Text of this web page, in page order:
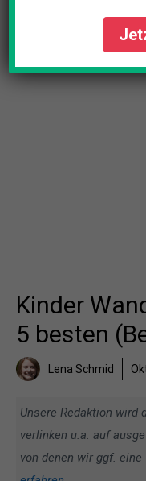
Kinder
5 besten
Lena Schmid
Unsere Redaktion wird
verlinken u.a. auf
von denen wir ggf.